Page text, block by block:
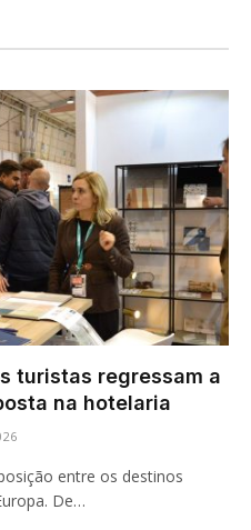
turistas regressam a
na hotelaria
entre os destinos
De…